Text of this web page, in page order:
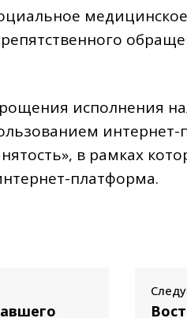
исполнения
в рамках
платформа.